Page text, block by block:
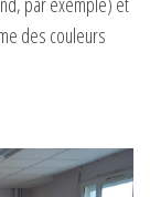
des couleurs